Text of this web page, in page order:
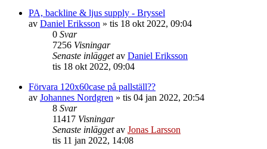
PA, backline & ljus supply - Bryssel
av Daniel Eriksson » tis 18 okt 2022, 09:04
0 Svar
7256 Visningar
Senaste inläggetav Daniel Eriksson
tis 18 okt 2022, 09:04
Förvara 120x60case på pallställ??
av Johannes Nordgren » tis 04 jan 2022, 20:54
8 Svar
11417 Visningar
Senaste inläggetav Jonas Larsson
tis 11 jan 2022, 14:08